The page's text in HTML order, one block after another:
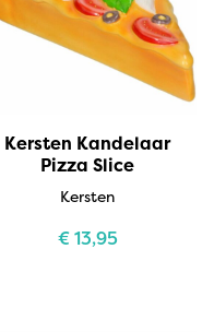
Kersten Kandelaar
Pizza Slice
Kersten
€13,95